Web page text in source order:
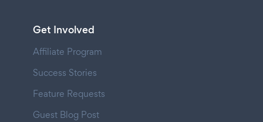
Get Involved
Affiliate Program
Success Stories
Feature Requests
Guest Blog Post